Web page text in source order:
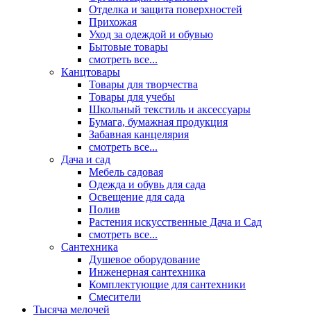
Отделка и защита поверхностей
Прихожая
Уход за одеждой и обувью
Бытовые товары
смотреть все...
Канцтовары
Товары для творчества
Товары для учебы
Школьный текстиль и аксессуары
Бумага, бумажная продукция
Забавная канцелярия
смотреть все...
Дача и сад
Мебель садовая
Одежда и обувь для сада
Освещение для сада
Полив
Растения искусственные Дача и Сад
смотреть все...
Сантехника
Душевое оборудование
Инженерная сантехника
Комплектующие для сантехники
Смесители
Тысяча мелочей